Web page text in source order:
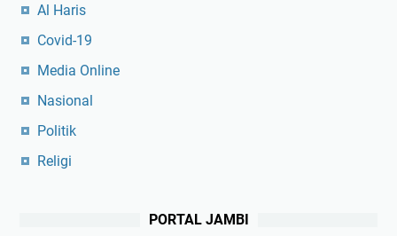
Al Haris
Covid-19
Media Online
Nasional
Politik
Religi
PORTAL JAMBI